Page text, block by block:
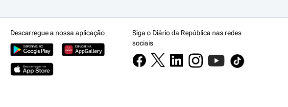
Descarregue a nossa aplicação
Siga o Diário da República nas redes
sociais